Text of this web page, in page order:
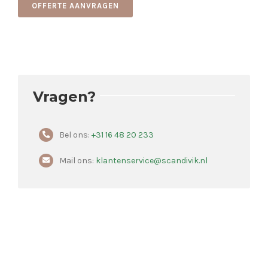
OFFERTE AANVRAGEN
Vragen?
Bel ons: +31 16 48 20 233
Mail ons: klantenservice@scandivik.nl